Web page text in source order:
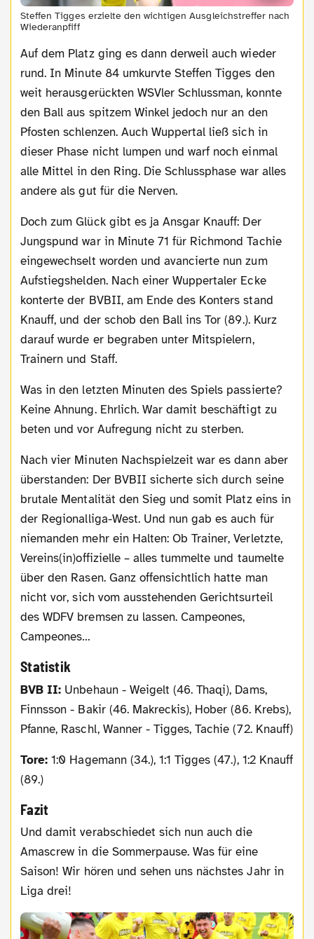
Steffen Tigges erzielte den wichtigen Ausgleichstreffer nach
Wiederanpfiff
Auf dem Platz ging es dann derweil auch wieder
rund. In Minute 84 umkurvte Steffen Tigges den
weit herausgerückten WSVler Schlussman, konnte
den Ball aus spitzem Winkel jedoch nur an den
Pfosten schlenzen. Auch Wuppertal ließ sich in
dieser Phase nicht lumpen und warf noch einmal
alle Mittel in den Ring. Die Schlussphase war alles
andere als gut für die Nerven.
Doch zum Glück gibt es ja Ansgar Knauff: Der
Jungspund war in Minute 71 für Richmond Tachie
eingewechselt worden und avancierte nun zum
Aufstiegshelden. Nach einer Wuppertaler Ecke
konterte der BVBII, am Ende des Konters stand
Knauff, und der schob den Ball ins Tor (89.). Kurz
darauf wurde er begraben unter Mitspielern,
Trainern und Staff.
Was in den letzten Minuten des Spiels passierte?
Keine Ahnung. Ehrlich. War damit beschäftigt zu
beten und vor Aufregung nicht zu sterben.
Nach vier Minuten Nachspielzeit war es dann aber
überstanden: Der BVBII sicherte sich durch seine
brutale Mentalität den Sieg und somit Platz eins in
der Regionalliga-West. Und nun gab es auch für
niemanden mehr ein Halten: Ob Trainer, Verletzte,
Vereins(in)offizielle – alles tummelte und taumelte
über den Rasen. Ganz offensichtlich hatte man
nicht vor, sich vom ausstehenden Gerichtsurteil
des WDFV bremsen zu lassen. Campeones,
Campeones…
Statistik
BVB II: Unbehaun - Weigelt (46. Thaqi), Dams,
Finnsson - Bakir (46. Makreckis), Hober (86. Krebs),
Pfanne, Raschl, Wanner - Tigges, Tachie (72. Knauff)
Tore:1:0 Hagemann (34.), 1:1 Tigges (47.), 1:2 Knauff
(89.)
Fazit
Und damit verabschiedet sich nun auch die
Amascrew in die Sommerpause. Was für eine
Saison! Wir hören und sehen uns nächstes Jahr in
Liga drei!